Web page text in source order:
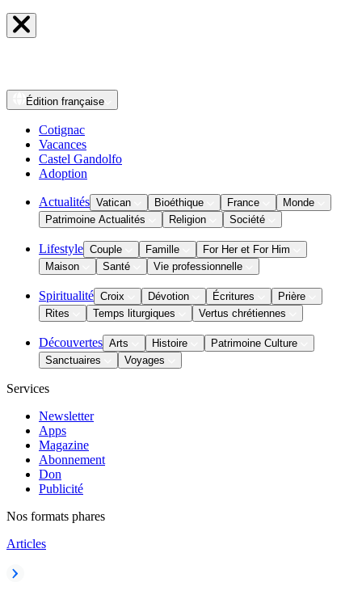
Édition française
Cotignac
Vacances
Castel Gandolfo
Adoption
Actualités Vatican Bioéthique France
Monde
Patrimoine Actualités
Religion Société
Lifestyle Couple Famille
For Her et For Him
Maison
Santé Vie professionnelle
Spiritualité Croix Dévotion Écritures
Prière
Rites
Temps liturgiques Vertus chrétiennes
Découvertes Arts Histoire
Patrimoine Culture
Sanctuaires
Voyages
Services
Newsletter
Apps
Magazine
Abonnement
Don
Publicité
Nos formats phares
Articles